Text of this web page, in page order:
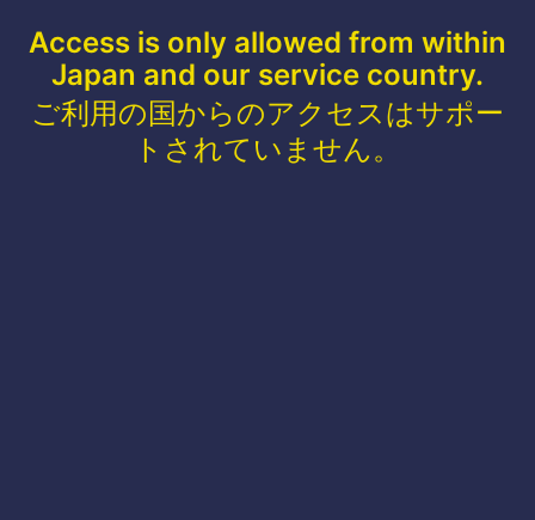
Access is only allowed from within
Japan and our service country.
ご利用の国からのアクセスはサポー
トされていません。